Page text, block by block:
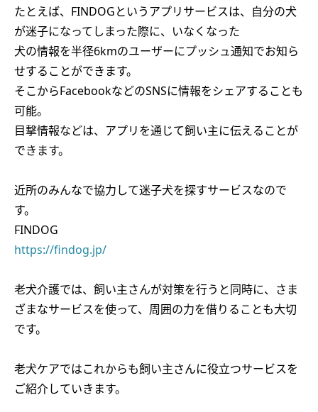
たとえば、FINDOGというアプリサービスは、自分の犬
が迷子になってしまった際に、いなくなった
犬の情報を半径6kmのユーザーにプッシュ通知でお知ら
せすることができます。
そこからFacebookなどのSNSに情報をシェアすることも
可能。
目撃情報などは、アプリを通じて飼い主に伝えることが
できます。
近所のみんなで協力して迷子犬を探すサービスなので
す。
FINDOG
https://findog.jp/
老犬介護では、飼い主さんが対策を行うと同時に、さま
ざまなサービスを使って、周囲の力を借りることも大切
です。
老犬ケアではこれからも飼い主さんに役立つサービスを
ご紹介していきます。